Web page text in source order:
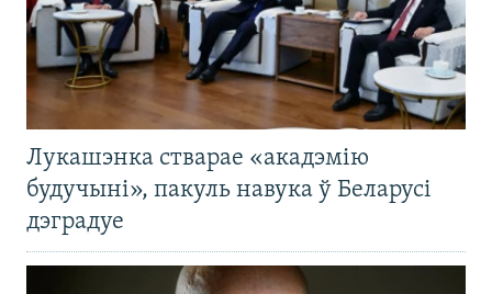
Лукашэнка стварае «акадэмію
будучыні», пакуль навука ў Беларусі
дэградуе